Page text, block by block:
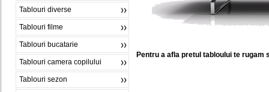
Tablouri diverse
Tablouri filme
Tablouri bucatarie
Tablouri camera copilului
Tablouri sezon
Pentru a afla pretul tabloului te rugam